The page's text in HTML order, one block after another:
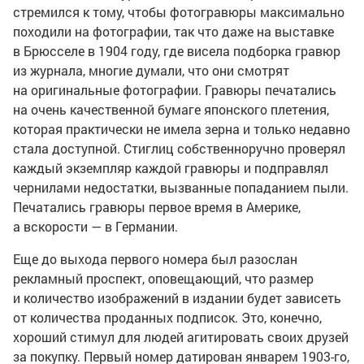
стремился к тому, чтобы фотогравюры максимально
походили на фотографии, так что даже на выставке
в Брюсселе в 1904 году, где висела подборка гравюр
из журнала, многие думали, что они смотрят
на оригинальные фотографии. Гравюры печатались
на очень качественной бумаге японского плетения,
которая практически не имела зерна и только недавно
стала доступной. Стиглиц собственноручно проверял
каждый экземпляр каждой гравюры и подправлял
чернилами недостатки, вызванные попаданием пыли.
Печатались гравюры первое время в Америке,
а вскорости — в Германии.
Еще до выхода первого номера был разослан
рекламный проспект, оповещающий, что размер
и количество изображений в издании будет зависеть
от количества проданных подписок. Это, конечно,
хороший стимул для людей агитировать своих друзей
за покупку. Первый номер датирован январем 1903-го,